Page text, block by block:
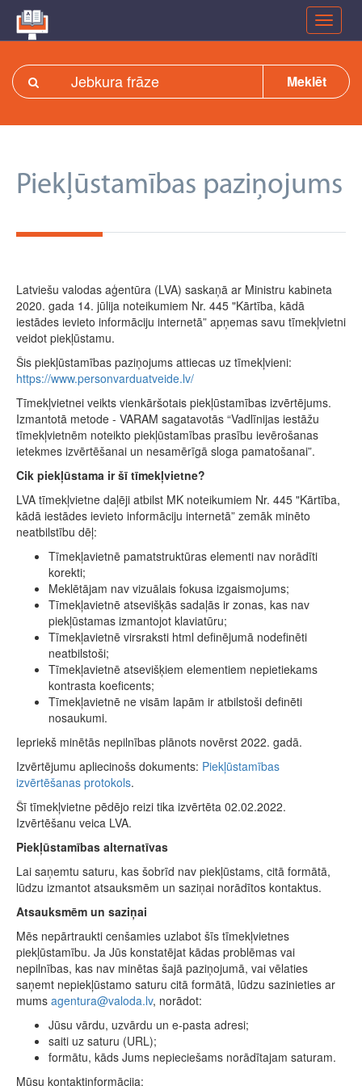
Meklēt
Piekļūstamības paziņojums
Latviešu valodas aģentūra (LVA) saskaņā ar Ministru kabineta
2020. gada 14. jūlija noteikumiem Nr. 445 "Kārtība, kādā
iestādes ievieto informāciju internetā” apņemas savu tīmekļvietni
veidot piekļūstamu.
Šis piekļūstamības paziņojums attiecas uz tīmekļvieni:
https://www.personvarduatveide.lv/
Tīmekļvietnei veikts vienkāršotais piekļūstamības izvērtējums.
Izmantotā metode - VARAM sagatavotās “Vadlīnijas iestāžu
tīmekļvietnēm noteikto piekļūstamības prasību ievērošanas
ietekmes izvērtēšanai un nesamērīgā sloga pamatošanai”.
Cik piekļūstama ir šī tīmekļvietne?
LVA tīmekļvietne daļēji atbilst MK noteikumiem Nr. 445 "Kārtība,
kādā iestādes ievieto informāciju internetā” zemāk minēto
neatbilstību dēļ:
Tīmekļavietnē pamatstruktūras elementi nav norādīti
korekti;
Meklētājam nav vizuālais fokusa izgaismojums;
Tīmekļavietnē atsevišķās sadaļās ir zonas, kas nav
piekļūstamas izmantojot klaviatūru;
Tīmekļavietnē virsraksti html definējumā nodefinēti
neatbilstoši;
Tīmekļavietnē atsevišķiem elementiem nepietiekams
kontrasta koeficents;
Tīmekļavietnē ne visām lapām ir atbilstoši definēti
nosaukumi.
Iepriekš minētās nepilnības plānots novērst 2022. gadā.
Izvērtējumu apliecinošs dokuments: Piekļūstamības
izvērtēšanas protokols.
Šī tīmekļvietne pēdējo reizi tika izvērtēta 02.02.2022.
Izvērtēšanu veica LVA.
Piekļūstamības alternatīvas
Lai saņemtu saturu, kas šobrīd nav piekļūstams, citā formātā,
lūdzu izmantot atsauksmēm un saziņai norādītos kontaktus.
Atsauksmēm un saziņai
Mēs nepārtraukti cenšamies uzlabot šīs tīmekļvietnes
piekļūstamību. Ja Jūs konstatējat kādas problēmas vai
nepilnības, kas nav minētas šajā paziņojumā, vai vēlaties
saņemt nepiekļūstamo saturu citā formātā, lūdzu sazinieties ar
mums agentura@valoda.lv, norādot:
Jūsu vārdu, uzvārdu un e-pasta adresi;
saiti uz saturu (URL);
formātu, kāds Jums nepieciešams norādītajam saturam.
Mūsu kontaktinformācija: